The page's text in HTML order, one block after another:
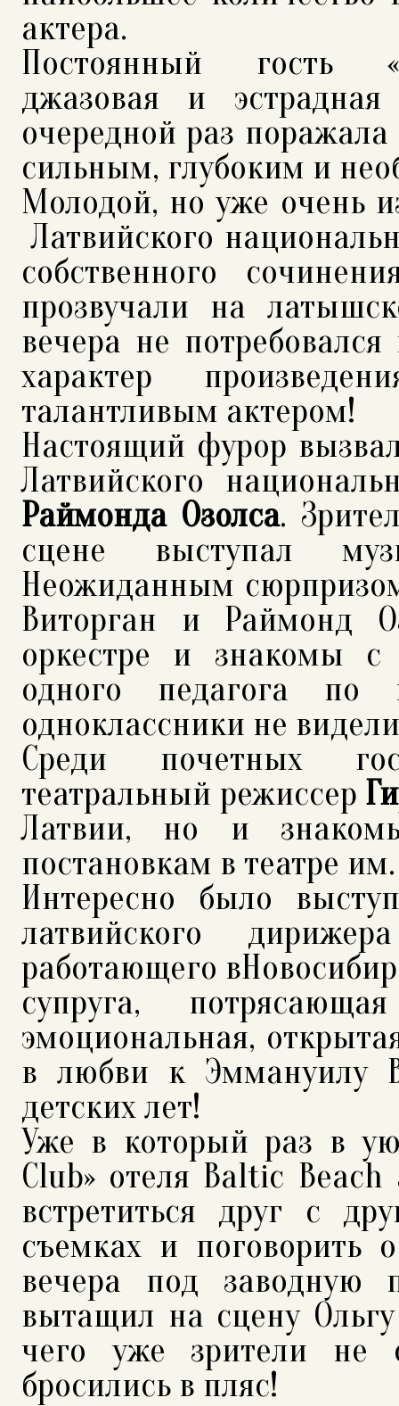
актера.
Постоянный гость
джазовая и
очередной раз
сильным, глубоким и
Молодой, но уже очень
Латвийского
собственного
прозвучали на
вечера не
характер
талантливым актером!
Настоящий фурор
Латвийского
Раймонда Озолса.
сцене выступал
Неожиданным
Виторган и Раймонд
оркестре и знакомы
одного педагога
одноклассники не
Среди почетных
театральный режиссер
Латвии, но и
постановкам в театре
Интересно было
латвийского
работающего
супруга,
эмоциональная,
в любви к Эммануилу
детских лет!
Уже в который раз в
Club» отеля Baltic
встретиться друг с
съемках и поговорить
вечера под заводную
вытащил на сцену
чего уже зрители не
бросились в пляс!